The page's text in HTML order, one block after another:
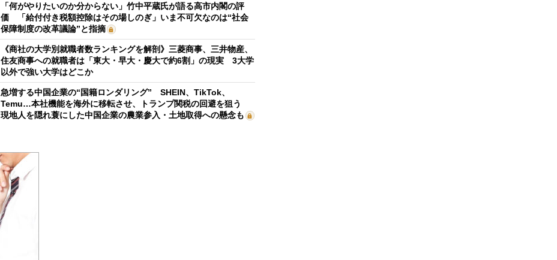
「何がやりたいのか分からない」竹中平蔵氏が語る高市内閣の評
価 「給付付き税額控除はその場しのぎ」いま不可欠なのは“社会
保障制度の改革議論”と指摘
《商社の大学別就職者数ランキングを解剖》三菱商事、三井物産、
住友商事への就職者は「東大・早大・慶大で約6割」の現実 3大学
以外で強い大学はどこか
急増する中国企業の“国籍ロンダリング” SHEIN、TikTok、
Temu…本社機能を海外に移転させ、トランプ関税の回避を狙う
現地人を隠れ蓑にした中国企業の農業参入・土地取得への懸念も